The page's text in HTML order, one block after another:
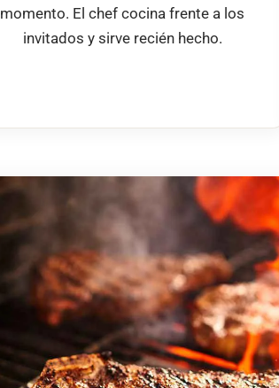
momento. El chef cocina frente a los
invitados y sirve recién hecho.